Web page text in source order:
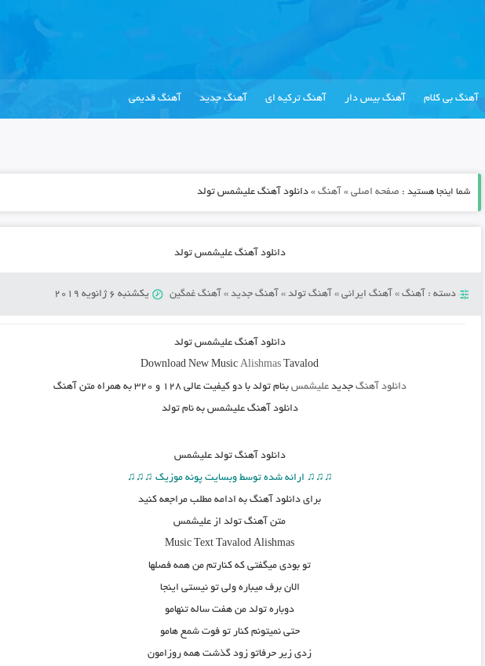
آهنگ بی کلام آهنگ بیس دار آهنگ ترکیه ای آهنگ جدید آهنگ قدیمی
شما اینجا هستید : صفحه اصلی» آهنگ» دانلود آهنگ علیشمس تولد
دانلود آهنگ علیشمس تولد
دسته : آهنگ» آهنگ ایرانی» آهنگ تولد» آهنگ جدید» آهنگ غمگین یکشنبه 6 ژانویه 2019
دانلود آهنگ علیشمس تولد
Download New MusicAlishmas Tavalod
دانلود آهنگ جدیدعلیشمس بنام تولدبا دو کیفیت عالی ۱۲۸ و ۳۲۰ به همراه متن آهنگ
دانلود آهنگ علیشمس به نام تولد
دانلود آهنگ تولد علیشمس
♫♫♫ ارائه شده توسط وبسایت پونه موزیک ♫♫♫
برای دانلود آهنگ به ادامه مطلب مراجعه کنید
متن آهنگ تولد از علیشمس
Music Text Tavalod Alishmas
تو بودی میگفتی که کنارتم من همه فصلها
الان برف میباره ولی تو نیستی اینجا
دوباره تولد من هفت ساله تنهامو
حتی نمیتونم کنار تو فوت شمع هامو
زدی زیر حرفاتو زود گذشت همه روزامون